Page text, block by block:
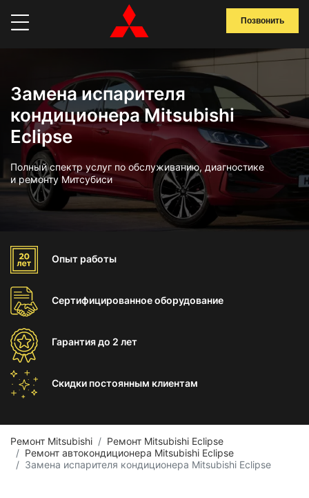
Позвонить
Замена испарителя
кондиционера Mitsubishi
Eclipse
Полный спектр услуг по обслуживанию, диагностике
и ремонту Митсубиси
Опыт работы
Сертифицированноеоборудование
Гарантиядо 2 лет
Скидки постоянным клиентам
Ремонт Mitsubishi
Ремонт Mitsubishi Eclipse
Ремонт автокондиционера Mitsubishi Eclipse
Замена испарителя кондиционера Mitsubishi Eclipse